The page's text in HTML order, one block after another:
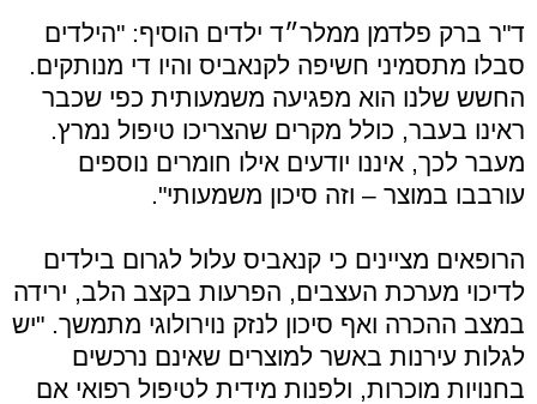
ד"ר ברק פלדמן ממלר״ד ילדים הוסיף: "הילדים
סבלו מתסמיני חשיפה לקנאביס והיו די מנותקים.
החשש שלנו הוא מפגיעה משמעותית כפי שכבר
ראינו בעבר, כולל מקרים שהצריכו טיפול נמרץ.
מעבר לכך, איננו יודעים אילו חומרים נוספים
עורבבו במוצר – וזה סיכון משמעותי".
הרופאים מציינים כי קנאביס עלול לגרום בילדים
לדיכוי מערכת העצבים, הפרעות בקצב הלב, ירידה
במצב ההכרה ואף סיכון לנזק נוירולוגי מתמשך. "יש
לגלות עירנות באשר למוצרים שאינם נרכשים
בחנויות מוכרות, ולפנות מידית לטיפול רפואי אם